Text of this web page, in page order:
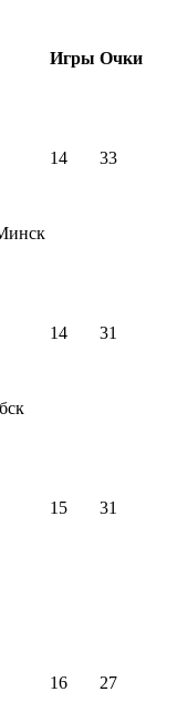
Игры Очки
14 33
14 31
15 31
16 27